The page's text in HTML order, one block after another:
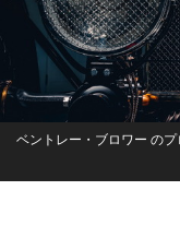
ベントレー・ブロワー のプ